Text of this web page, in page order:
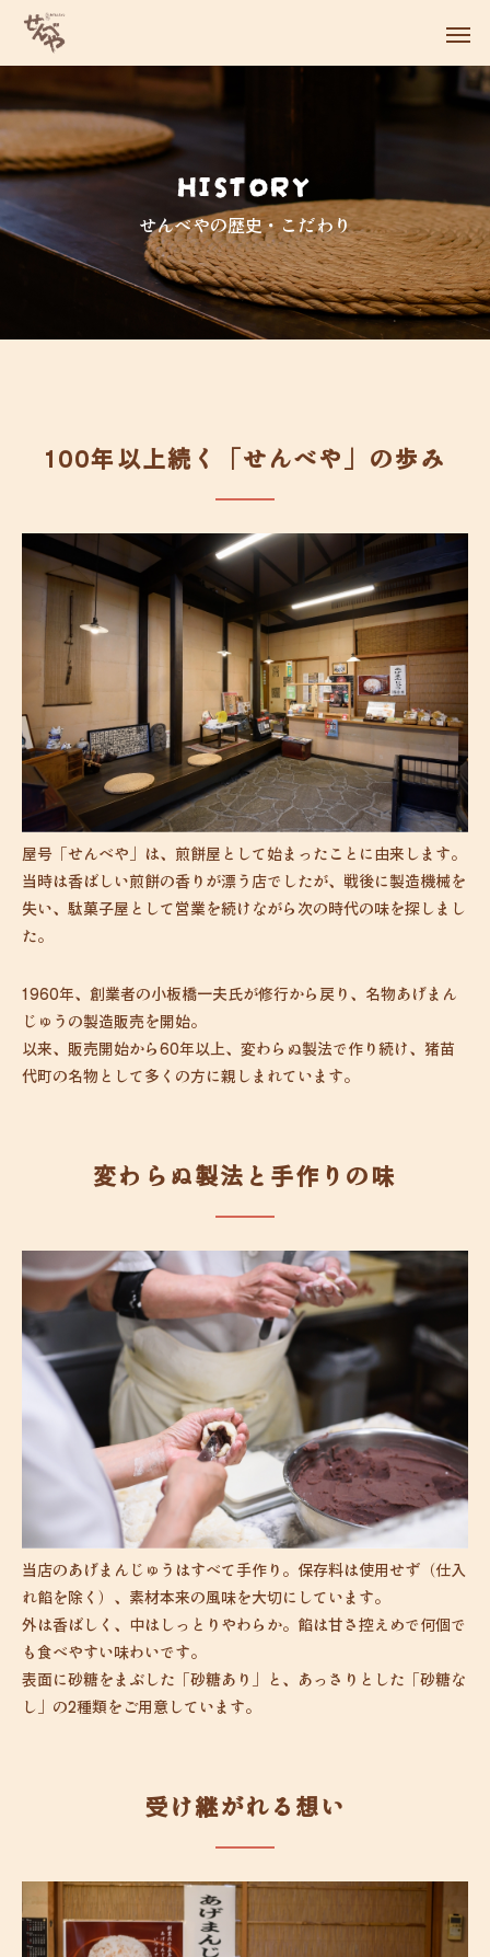
Warning /home/c6890119/
Warning
/home/c6890119/public_html/senbeya.com/wp-
Warning /home/c6890119/
Warning
/home/c6890119/public_html/senbeya.com/wp-
Warning /home/c6890119/
HISTORY
せんべやの歴史・こだわり
100年以上続く 「せんべや」の歩み
屋号「せんべや」は、煎餅屋として始まったことに由来します。
当時は香ばしい煎餅の香りが漂う店でしたが、戦後に製造機械を
失い、駄菓子屋として営業を続けながら次の時代の味を探しまし
た。
1960年、創業者の小板橋一夫氏が修行から戻り、名物あげまん
じゅうの製造販売を開始。
以来、販売開始から60年以上、変わらぬ製法で作り続け、猪苗
代町の名物として多くの方に親しまれています。
変わらぬ製法と 手作りの味
当店のあげまんじゅうはすべて手作り。保存料は使用せず（仕入
れ餡を除く）、素材本来の風味を大切にしています。
外は香ばしく、中はしっとりやわらか。餡は甘さ控えめで何個で
も食べやすい味わいです。
表面に砂糖をまぶした「砂糖あり」と、あっさりとした「砂糖な
し」の2種類をご用意しています。
受け継がれる想い